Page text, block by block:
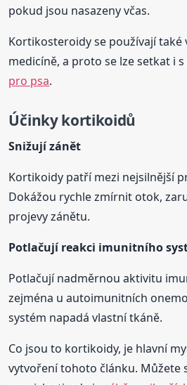
pokud jsou nasazeny včas.
Kortikosteroidy se používají také
medicíně, a proto se lze setkat i
pro psa.
Účinky kortikoidů
Snižují zánět
Kortikoidy patří mezi nejsilnější
Dokážou rychle zmírnit otok,
projevy zánětu.
Potlačují reakci imunitního
Potlačují nadměrnou aktivitu
zejména u autoimunitních
systém napadá vlastní tkáně.
Co jsou to kortikoidy, je hlavní
vytvoření tohoto článku. Můžete